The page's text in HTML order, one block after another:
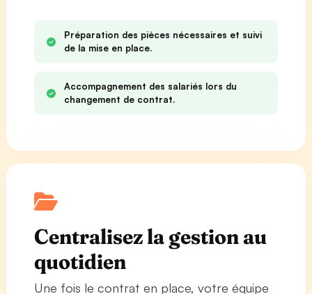
Préparation des pièces nécessaires et suivi
de la mise en place.
Accompagnement des salariés lors du
changement de contrat.
Centralisez la gestion au
quotidien
Une fois le contrat en place, votre équipe